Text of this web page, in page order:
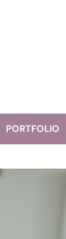
PORTFOLIO